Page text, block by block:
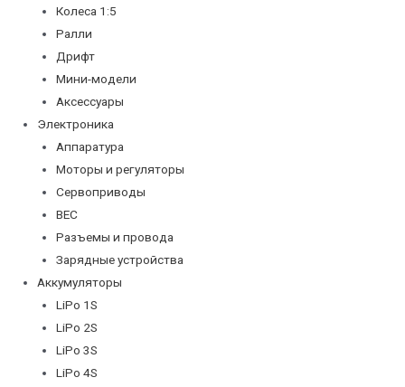
Колеса 1:5
Ралли
Дрифт
Мини-модели
Аксессуары
Электроника
Аппаратура
Моторы и регуляторы
Сервоприводы
BEC
Разъемы и провода
Зарядные устройства
Аккумуляторы
LiPo 1S
LiPo 2S
LiPo 3S
LiPo 4S